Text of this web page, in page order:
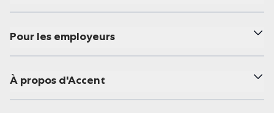
Pour les employeurs
À propos d'Accent